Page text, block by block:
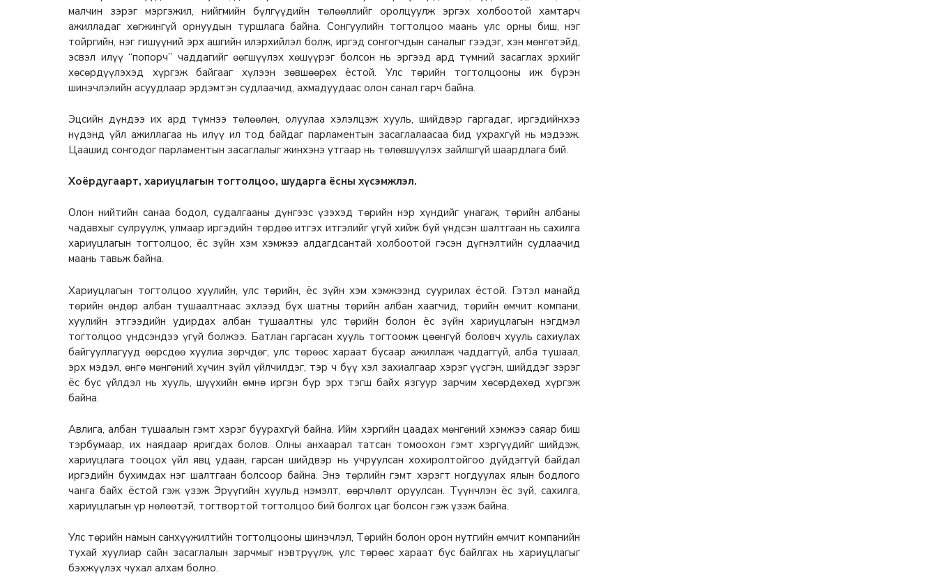
малчин зэрэг мэргэжил, нийгмийн бүлгүүдийн төлөөллийг оролцуулж эргэх холбоотой хамтарч
ажилладаг хөгжингүй орнуудын туршлага байна. Сонгуулийн тогтолцоо маань улс орны биш, нэг
тойргийн, нэг гишүүний эрх ашгийн илэрхийлэл болж, иргэд сонгогчдын саналыг гээдэг, хэн мөнгөтэйд,
эсвэл илүү “попорч” чаддагийг өөгшүүлэх хөшүүрэг болсон нь эргээд ард түмний засаглах эрхийг
хөсөрдүүлэхэд хүргэж байгааг хүлээн зөвшөөрөх ёстой. Улс төрийн тогтолцооны иж бүрэн
шинэчлэлийн асуудлаар эрдэмтэн судлаачид, ахмадуудаас олон санал гарч байна.
Эцсийн дүндээ их ард түмнээ төлөөлөн, олуулаа хэлэлцэж хууль, шийдвэр гаргадаг, иргэдийнхээ
нүдэнд үйл ажиллагаа нь илүү ил тод байдаг парламентын засаглалаасаа бид ухрахгүй нь мэдээж.
Цаашид сонгодог парламентын засаглалыг жинхэнэ утгаар нь төлөвшүүлэх зайлшгүй шаардлага бий.
Хоёрдугаарт, хариуцлагын тогтолцоо, шударга ёсны хүсэмжлэл.
Олон нийтийн санаа бодол, судалгааны дүнгээс үзэхэд төрийн нэр хүндийг унагаж, төрийн албаны
чадавхыг сулруулж, улмаар иргэдийн төрдөө итгэх итгэлийг үгүй хийж буй үндсэн шалтгаан нь сахилга
хариуцлагын тогтолцоо, ёс зүйн хэм хэмжээ алдагдсантай холбоотой гэсэн дүгнэлтийн судлаачид
маань тавьж байна.
Хариуцлагын тогтолцоо хуулийн, улс төрийн, ёс зүйн хэм хэмжээнд суурилах ёстой. Гэтэл манайд
төрийн өндөр албан тушаалтнаас эхлээд бүх шатны төрийн албан хаагчид, төрийн өмчит компани,
хуулийн этгээдийн удирдах албан тушаалтны улс төрийн болон ёс зүйн хариуцлагын нэгдмэл
тогтолцоо үндсэндээ үгүй болжээ. Батлан гаргасан хууль тогтоомж цөөнгүй боловч хууль сахиулах
байгууллагууд өөрсдөө хуулиа зөрчдөг, улс төрөөс хараат бусаар ажиллаж чаддаггүй, алба тушаал,
эрх мэдэл, өнгө мөнгөний хүчин зүйл үйлчилдэг, тэр ч бүү хэл захиалгаар хэрэг үүсгэн, шийддэг зэрэг
ёс бус үйлдэл нь хууль, шүүхийн өмнө иргэн бүр эрх тэгш байх язгуур зарчим хөсөрдөхөд хүргэж
байна.
Авлига, албан тушаалын гэмт хэрэг буурахгүй байна. Ийм хэргийн цаадах мөнгөний хэмжээ саяар биш
тэрбумаар, их наядаар яригдах болов. Олны анхаарал татсан томоохон гэмт хэргүүдийг шийдэж,
хариуцлага тооцох үйл явц удаан, гарсан шийдвэр нь учруулсан хохиролтойгоо дүйдэггүй байдал
иргэдийн бухимдах нэг шалтгаан болсоор байна. Энэ төрлийн гэмт хэрэгт ногдуулах ялын бодлого
чанга байх ёстой гэж үзэж Эрүүгийн хуульд нэмэлт, өөрчлөлт оруулсан. Түүнчлэн ёс зүй, сахилга,
хариуцлагын үр нөлөөтэй, тогтвортой тогтолцоо бий болгох цаг болсон гэж үзэж байна.
Улс төрийн намын санхүүжилтийн тогтолцооны шинэчлэл, Төрийн болон орон нутгийн өмчит компанийн
тухай хуулиар сайн засаглалын зарчмыг нэвтрүүлж, улс төрөөс хараат бус байлгах нь хариуцлагыг
бэхжүүлэх чухал алхам болно.